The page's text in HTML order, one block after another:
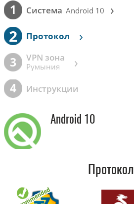
1 Cистема Android 10 ›
2 Протокол ›
3 VPN зона
Румыния ›
4 Инструкции
Android 10
Протокол